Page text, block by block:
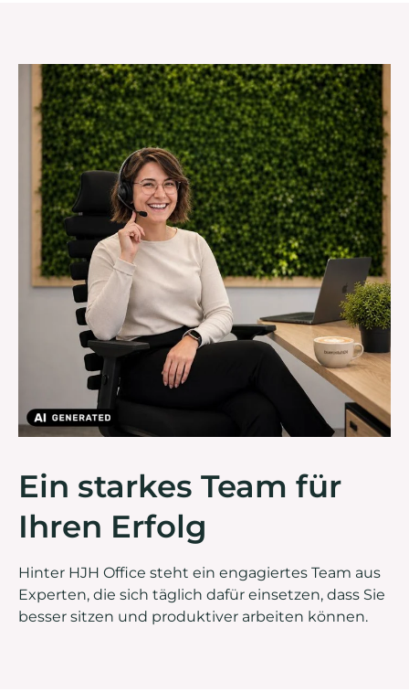
Ein starkes Team für
Ihren Erfolg
Hinter HJH Office steht ein engagiertes Team aus
Experten, die sich täglich dafür einsetzen, dass Sie
besser sitzen und produktiver arbeiten können.